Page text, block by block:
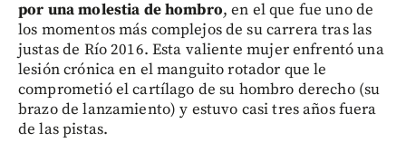
por una molestia de hombro, en el que fue uno de
los momentos más complejos de su carrera tras las
justas de Río 2016. Esta valiente mujer enfrentó una
lesión crónica en el manguito rotador que le
comprometió el cartílago de su hombro derecho (su
brazo de lanzamiento) y estuvo casi tres años fuera
de las pistas.